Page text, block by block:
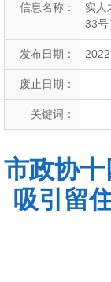
信息名称：
实人
33号
发布日期：
废止日期：
关键词：
市政协
吸引留